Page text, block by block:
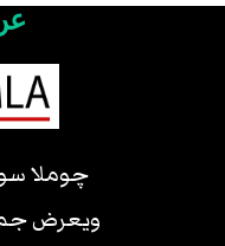
چوملا
ويعرض